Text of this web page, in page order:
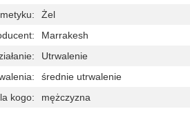
Żel
Marrakesh
Utrwalenie
średnie utrwalenie
kogo:
mężczyzna